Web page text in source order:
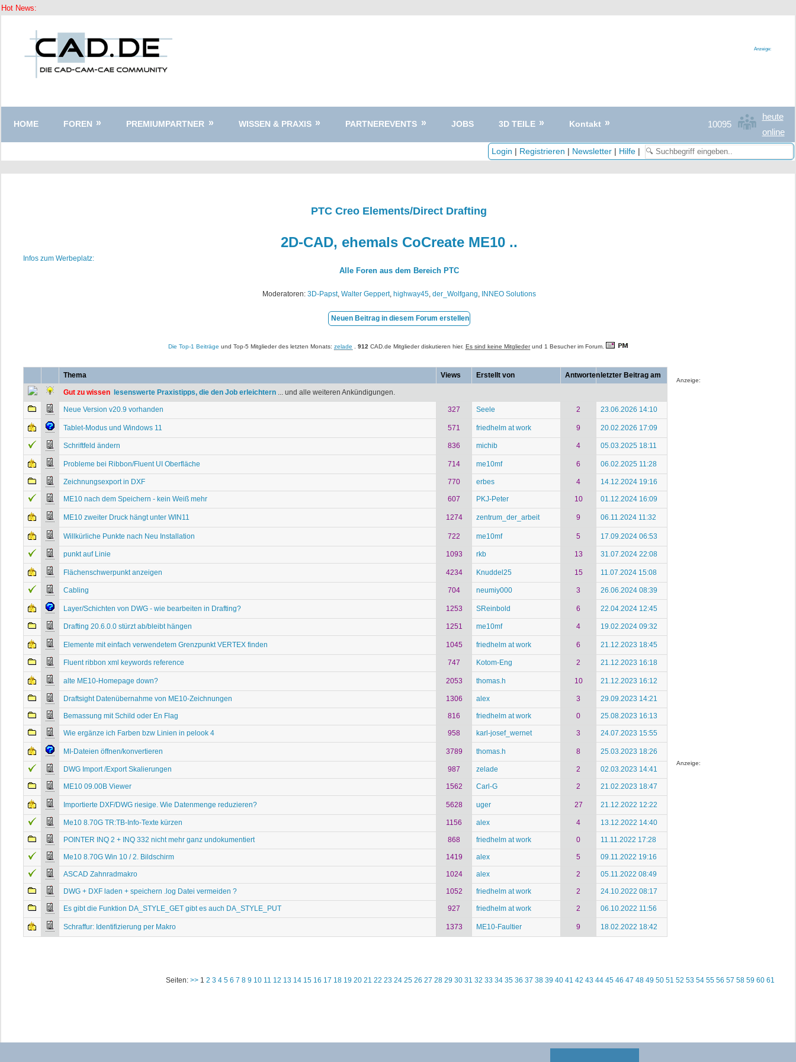
Hot News:
springen
Anzeige:
HOME FOREN PREMIUMPARTNER WISSEN & PRAXIS PARTNEREVENTS JOBS 3D TEILE Kontakt 10095
heute
online
Login | Registrieren | Newsletter| Hilfe|
Infos zum Werbeplatz:
PTC Creo Elements/Direct Drafting
2D-CAD, ehemals CoCreate ME10 ..
Alle Foren aus dem Bereich PTC
Moderatoren: 3D-Papst, Walter Geppert, highway45, der_Wolfgang, INNEO Solutions
Neuen Beitrag in diesem Forum erstellen
Die Top-1 Beiträge und Top-5 Mitglieder des letzten Monats: zelade 912 CAD.de Mitglieder diskutieren hier. Es sind keine Mitgliederund 1 Besucher im Forum.
Thema Views Erstellt von Antworten letzter Beitrag am
Gut zu wissen  lesenswerte Praxistipps, die den Job erleichtern ... und alle weiteren Ankündigungen.
Neue Version v20.9 vorhanden 327 Seele 2 23.06.2026 14:10
Tablet-Modus und Windows 11 571 friedhelm at work 9 20.02.2026 17:09
Schriftfeld ändern 836 michib 4 05.03.2025 18:11
Probleme bei Ribbon/Fluent UI Oberfläche 714 me10mf 6 06.02.2025 11:28
Zeichnungsexport in DXF 770 erbes 4 14.12.2024 19:16
ME10 nach dem Speichern - kein Weiß mehr 607 PKJ-Peter 10 01.12.2024 16:09
ME10 zweiter Druck hängt unter WIN11 1274 zentrum_der_arbeit 9 06.11.2024 11:32
Willkürliche Punkte nach Neu Installation 722 me10mf 5 17.09.2024 06:53
punkt auf Linie 1093 rkb 13 31.07.2024 22:08
Flächenschwerpunkt anzeigen 4234 Knuddel25 15 11.07.2024 15:08
Cabling 704 neumiy000 3 26.06.2024 08:39
Layer/Schichten von DWG - wie bearbeiten in Drafting? 1253 SReinbold 6 22.04.2024 12:45
Drafting 20.6.0.0 stürzt ab/bleibt hängen 1251 me10mf 4 19.02.2024 09:32
Elemente mit einfach verwendetem Grenzpunkt VERTEX finden 1045 friedhelm at work 6 21.12.2023 18:45
Fluent ribbon xml keywords reference 747 Kotom-Eng 2 21.12.2023 16:18
alte ME10-Homepage down? 2053 thomas.h 10 21.12.2023 16:12
Draftsight Datenübernahme von ME10-Zeichnungen 1306 alex 3 29.09.2023 14:21
Bemassung mit Schild oder En Flag 816 friedhelm at work 0 25.08.2023 16:13
Wie ergänze ich Farben bzw Linien in pelook 4 958 karl-josef_wernet 3 24.07.2023 15:55
MI-Dateien öffnen/konvertieren 3789 thomas.h 8 25.03.2023 18:26
DWG Import /Export Skalierungen 987 zelade 2 02.03.2023 14:41
ME10 09.00B Viewer 1562 Carl-G 2 21.02.2023 18:47
Importierte DXF/DWG riesige. Wie Datenmenge reduzieren? 5628 uger 27 21.12.2022 12:22
Me10 8.70G TR:TB-Info-Texte kürzen 1156 alex 4 13.12.2022 14:40
POINTER INQ 2 + INQ 332 nicht mehr ganz undokumentiert 868 friedhelm at work 0 11.11.2022 17:28
Me10 8.70G Win 10 / 2. Bildschirm 1419 alex 5 09.11.2022 19:16
ASCAD Zahnradmakro 1024 alex 2 05.11.2022 08:49
DWG + DXF laden + speichern .log Datei vermeiden ? 1052 friedhelm at work 2 24.10.2022 08:17
Es gibt die Funktion DA_STYLE_GET gibt es auch DA_STYLE_PUT 927 friedhelm at work 2 06.10.2022 11:56
Schraffur: Identifizierung per Makro 1373 ME10-Faultier 9 18.02.2022 18:42
Anzeige:
Anzeige:
Seiten: >> 1 2 3 4 5 6 7 8 9 10 11 12 13 14 15 16 17 18 19 20 21 22 23 24 25 26 27 28 29 30 31 32 33 34 35 36 37 38 39 40 41 42 43 44 45 46 47 48 49 50 51 52 53 54 55 56 57 58 59 60 61